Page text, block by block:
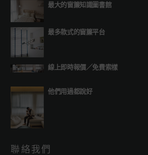
最大的窗簾知識圖書館
最多款式的窗簾平台
線上即時報價／免費索樣
他們用過都說好
聯絡我們